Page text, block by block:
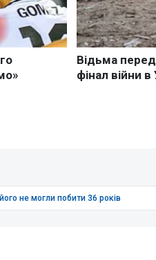
не могли побити 36 років